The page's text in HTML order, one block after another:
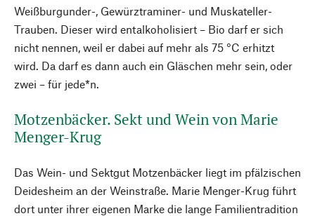
Weißburgunder-, Gewürztraminer- und Muskateller-
Trauben. Dieser wird entalkoholisiert – Bio darf er sich
nicht nennen, weil er dabei auf mehr als 75 °C erhitzt
wird. Da darf es dann auch ein Gläschen mehr sein, oder
zwei – für jede*n.
Motzenbäcker. Sekt und Wein von Marie
Menger-Krug
Das Wein- und Sektgut Motzenbäcker liegt im pfälzischen
Deidesheim an der Weinstraße. Marie Menger-Krug führt
dort unter ihrer eigenen Marke die lange Familientradition